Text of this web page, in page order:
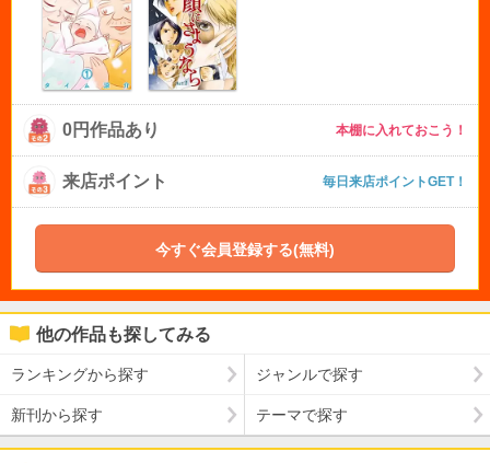
0円作品あり 本棚に入れておこう！
来店ポイント 毎日来店ポイントGET！
今すぐ会員登録する(無料)
他の作品も探してみる
ランキングから探す ジャンルで探す
新刊から探す テーマで探す